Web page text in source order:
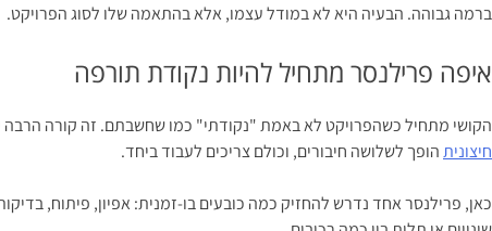
ברמה גבוהה. הבעיה היא לא במודל עצמו, אלא בהתאמה שלו לסוג הפרויקט.
איפה פרילנסר מתחיל להיות נקודת תורפה
הקושי מתחיל כשהפרויקט לא באמת "נקודתי" כמו שחשבתם. זה קורה
חיצוניתהופך לשלושה חיבורים, וכולם צריכים לעבוד ביחד.
כאן, פרילנסר אחד נדרש להחזיק כמה כובעים בו-זמנית: אפיון, פיתוח,